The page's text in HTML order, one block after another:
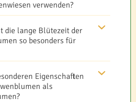
verwenden?
die lange Blütezeit der
so besonders für
Eigenschaften
als